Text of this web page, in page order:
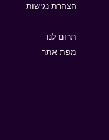
הצהרת נגישות
תרום לנו
מפת אתר